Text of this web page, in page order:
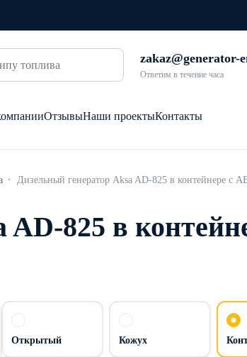
zakaz@generator-
Ответим в течение часа
ОтзывыНаши проектыКонтакты
Дизельный генератор Aksa AD-825 в контейнере с
AD-825 в
Открытый Кожух